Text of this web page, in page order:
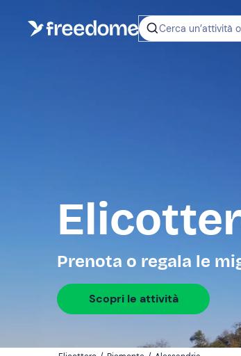
Cerca un’attività
Prenota o regala le
Scopri le attività